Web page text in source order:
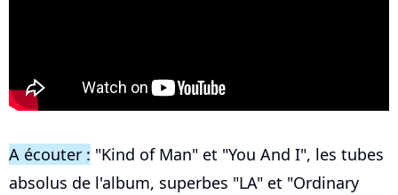
A écouter : "Kind of Man" et "You And I", les tubes
absolus de l'album, superbes "LA" et "Ordinary